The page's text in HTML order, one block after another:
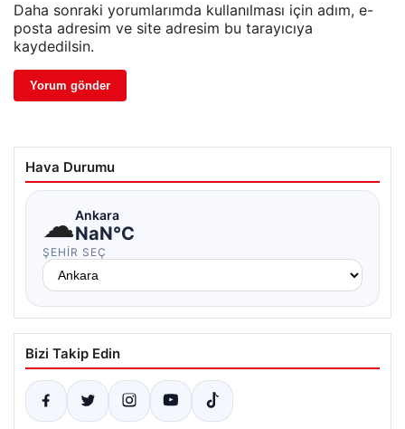
Daha sonraki yorumlarımda kullanılması için adım, e-
posta adresim ve site adresim bu tarayıcıya
kaydedilsin.
Hava Durumu
☁Ankara
NaN°C
ŞEHIR SEÇ
Bizi Takip Edin